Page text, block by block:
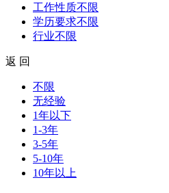
工作性质不限
学历要求不限
行业不限
返 回
不限
无经验
1年以下
1-3年
3-5年
5-10年
10年以上